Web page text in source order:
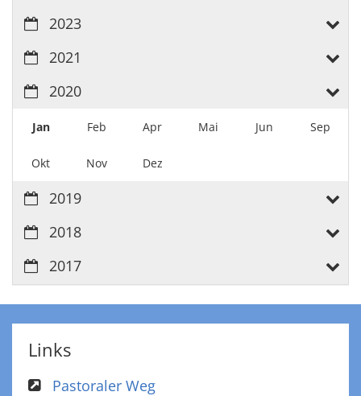
2023
2021
2020
Jan Feb Apr Mai Jun Sep
Okt Nov Dez
2019
2018
2017
Links
Pastoraler Weg